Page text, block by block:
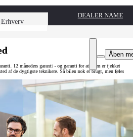
Erhverv
DEALER NAME
Åben
12 måneders garanti - og garanti for at bilen er tjekket
af de dygtigste teknikere. Så bilen nok er brugt, men føles